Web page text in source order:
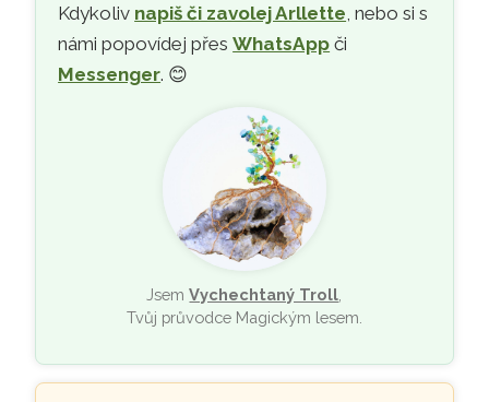
Kdykoliv napiš či zavolej Arllette , nebo si s
námi popovídej přesWhatsApp či
Messenger. 😊
JsemVychechtaný Troll
Tvůj průvodce Magickým lesem.